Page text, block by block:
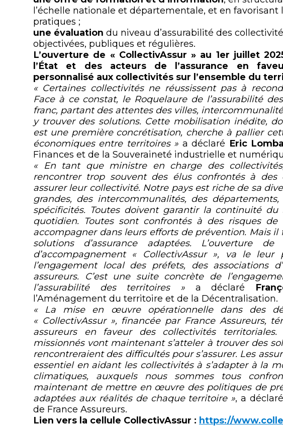
l’échelle nationale et départementale, et en
pratiques ;
une évaluation du niveau d’assurabilité des
objectivées, publiques et régulières.
L’ouverture de « CollectivAssur » au 1er juillet
l’État et des acteurs de l’assurance
en
personnalisé aux collectivités sur l’ensemble du
« Certaines collectivités ne réussissent pas à
Face à ce constat, le Roquelaure de l’assurabilité
franc, partant des attentes des villes,
y trouver des solutions. Cette mobilisation inédite,
est une première concrétisation, cherche à pallier
économiques entre territoires » a déclaré Eric
Finances et de la Souveraineté industrielle et
« En tant que ministre en charge des
rencontrer trop souvent des élus confrontés à des
assurer leur collectivité. Notre pays est riche de sa
grandes, des intercommunalités, des
spécificités. Toutes doivent garantir la continuité
quotidien. Toutes sont confrontés à des risques
accompagner dans leurs efforts de prévention. Mais
solutions d’assurance adaptées. L’ouverture
d’accompagnement « CollectivAssur », va le
l’engagement local des préfets, des associations
assureurs. C’est une suite concrète de
l’assurabilité des territoires »a déclaré
l’Aménagement du territoire et de la Décentralisation.
« La mise en œuvre opérationnelle dans des
« CollectivAssur », financée par France Assureurs,
assureurs en faveur des collectivités
missionnés vont maintenant s’atteler à trouver des
rencontreraient des difficultés pour s’assurer. Les
essentiel en aidant les collectivités à s’adapter à la
climatiques, auxquels nous sommes tous
maintenant de mettre en œuvre des politiques de
adaptées aux réalités de chaque territoire », a déclaré
de France Assureurs.
Lien vers la cellule CollectivAssur : https://